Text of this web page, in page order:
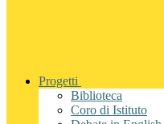
Progetti
Biblioteca
Coro di Istituto